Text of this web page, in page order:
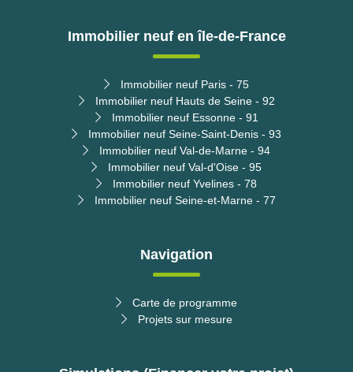
Immobilier neuf en île-de-France
Immobilier neuf Paris - 75
Immobilier neuf Hauts de Seine - 92
Immobilier neuf Essonne - 91
Immobilier neuf Seine-Saint-Denis - 93
Immobilier neuf Val-de-Marne - 94
Immobilier neuf Val-d'Oise - 95
Immobilier neuf Yvelines - 78
Immobilier neuf Seine-et-Marne - 77
Navigation
Carte de programme
Projets sur mesure